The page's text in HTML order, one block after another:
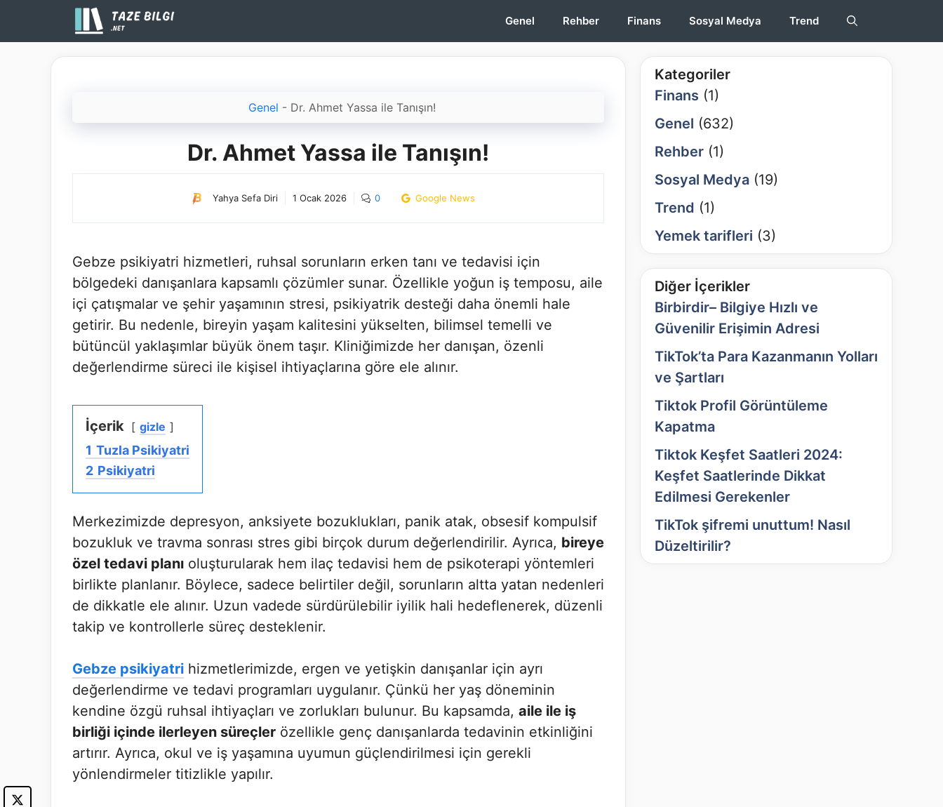
Genel Rehber Finans Sosyal Medya Trend
Genel - Dr. Ahmet Yassa ile Tanışın!
Dr. Ahmet Yassa ile Tanışın!
Yahya Sefa Diri 1 Ocak 2026 0 Google News
Gebze psikiyatri hizmetleri, ruhsal sorunların erken tanı ve tedavisi için
bölgedeki danışanlara kapsamlı çözümler sunar. Özellikle yoğun iş temposu, aile
içi çatışmalar ve şehir yaşamının stresi, psikiyatrik desteği daha önemli hale
getirir. Bu nedenle, bireyin yaşam kalitesini yükselten, bilimsel temelli ve
bütüncül yaklaşımlar büyük önem taşır. Kliniğimizde her danışan, özenli
değerlendirme süreci ile kişisel ihtiyaçlarına göre ele alınır.
İçerik gizle
1 Tuzla Psikiyatri
2 Psikiyatri
Merkezimizde depresyon, anksiyete bozuklukları, panik atak, obsesif kompulsif
bozukluk ve travma sonrası stres gibi birçok durum değerlendirilir. Ayrıca, bireye
özel tedavi planı oluşturularak hem ilaç tedavisi hem de psikoterapi yöntemleri
birlikte planlanır. Böylece, sadece belirtiler değil, sorunların altta yatan nedenleri
de dikkatle ele alınır. Uzun vadede sürdürülebilir iyilik hali hedeflenerek, düzenli
takip ve kontrollerle süreç desteklenir.
Gebze psikiyatri hizmetlerimizde, ergen ve yetişkin danışanlar için ayrı
değerlendirme ve tedavi programları uygulanır. Çünkü her yaş döneminin
kendine özgü ruhsal ihtiyaçları ve zorlukları bulunur. Bu kapsamda, aile ile iş
birliği içinde ilerleyen süreçler özellikle genç danışanlarda tedavinin etkinliğini
artırır. Ayrıca, okul ve iş yaşamına uyumun güçlendirilmesi için gerekli
yönlendirmeler titizlikle yapılır.
Kategoriler
Finans (1)
Genel (632)
Rehber (1)
Sosyal Medya (19)
Trend (1)
Yemek tarifleri (3)
Diğer İçerikler
Birbirdir– Bilgiye Hızlı ve
Güvenilir Erişimin Adresi
TikTok’ta Para Kazanmanın Yolları
ve Şartları
Tiktok Profil Görüntüleme
Kapatma
Tiktok Keşfet Saatleri 2024:
Keşfet Saatlerinde Dikkat
Edilmesi Gerekenler
TikTok şifremi unuttum! Nasıl
Düzeltirilir?